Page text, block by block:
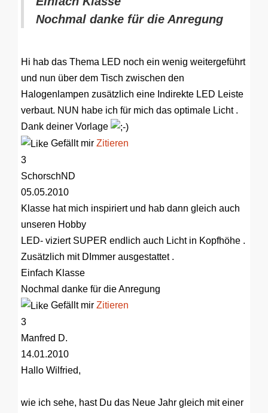
Nochmal danke für die Anregung
Hi hab das Thema LED noch ein wenig weitergeführt
und nun über dem Tisch zwischen den
Halogenlampen zusätzlich eine Indirekte LED Leiste
verbaut. NUN habe ich für mich das optimale Licht .
Dank deiner Vorlage
Gefällt mir Zitieren
3
SchorschND
05.05.2010
Klasse hat mich inspiriert und hab dann gleich auch
unseren Hobby
LED- viziert SUPER endlich auch Licht in Kopfhöhe .
Zusätzlich mit DImmer ausgestattet .
Einfach Klasse
Nochmal danke für die Anregung
Gefällt mir Zitieren
3
Manfred D.
14.01.2010
Hallo Wilfried,
wie ich sehe, hast Du das Neue Jahr gleich mit einer